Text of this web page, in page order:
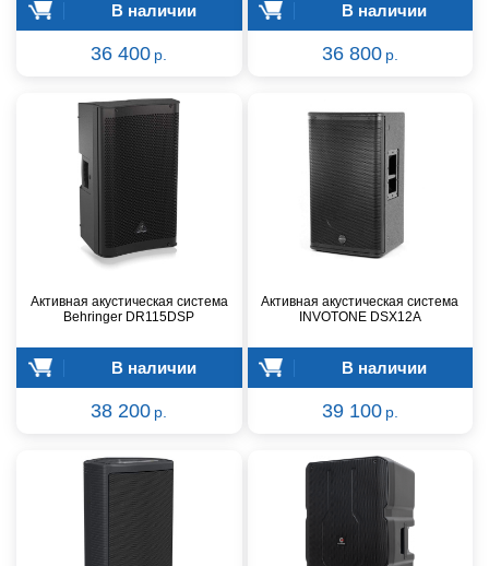
В наличии
36 400 р.
В наличии
36 800 р.
Активная акустическая система
Behringer DR115DSP
В наличии
38 200 р.
Активная акустическая система
INVOTONE DSX12A
В наличии
39 100 р.